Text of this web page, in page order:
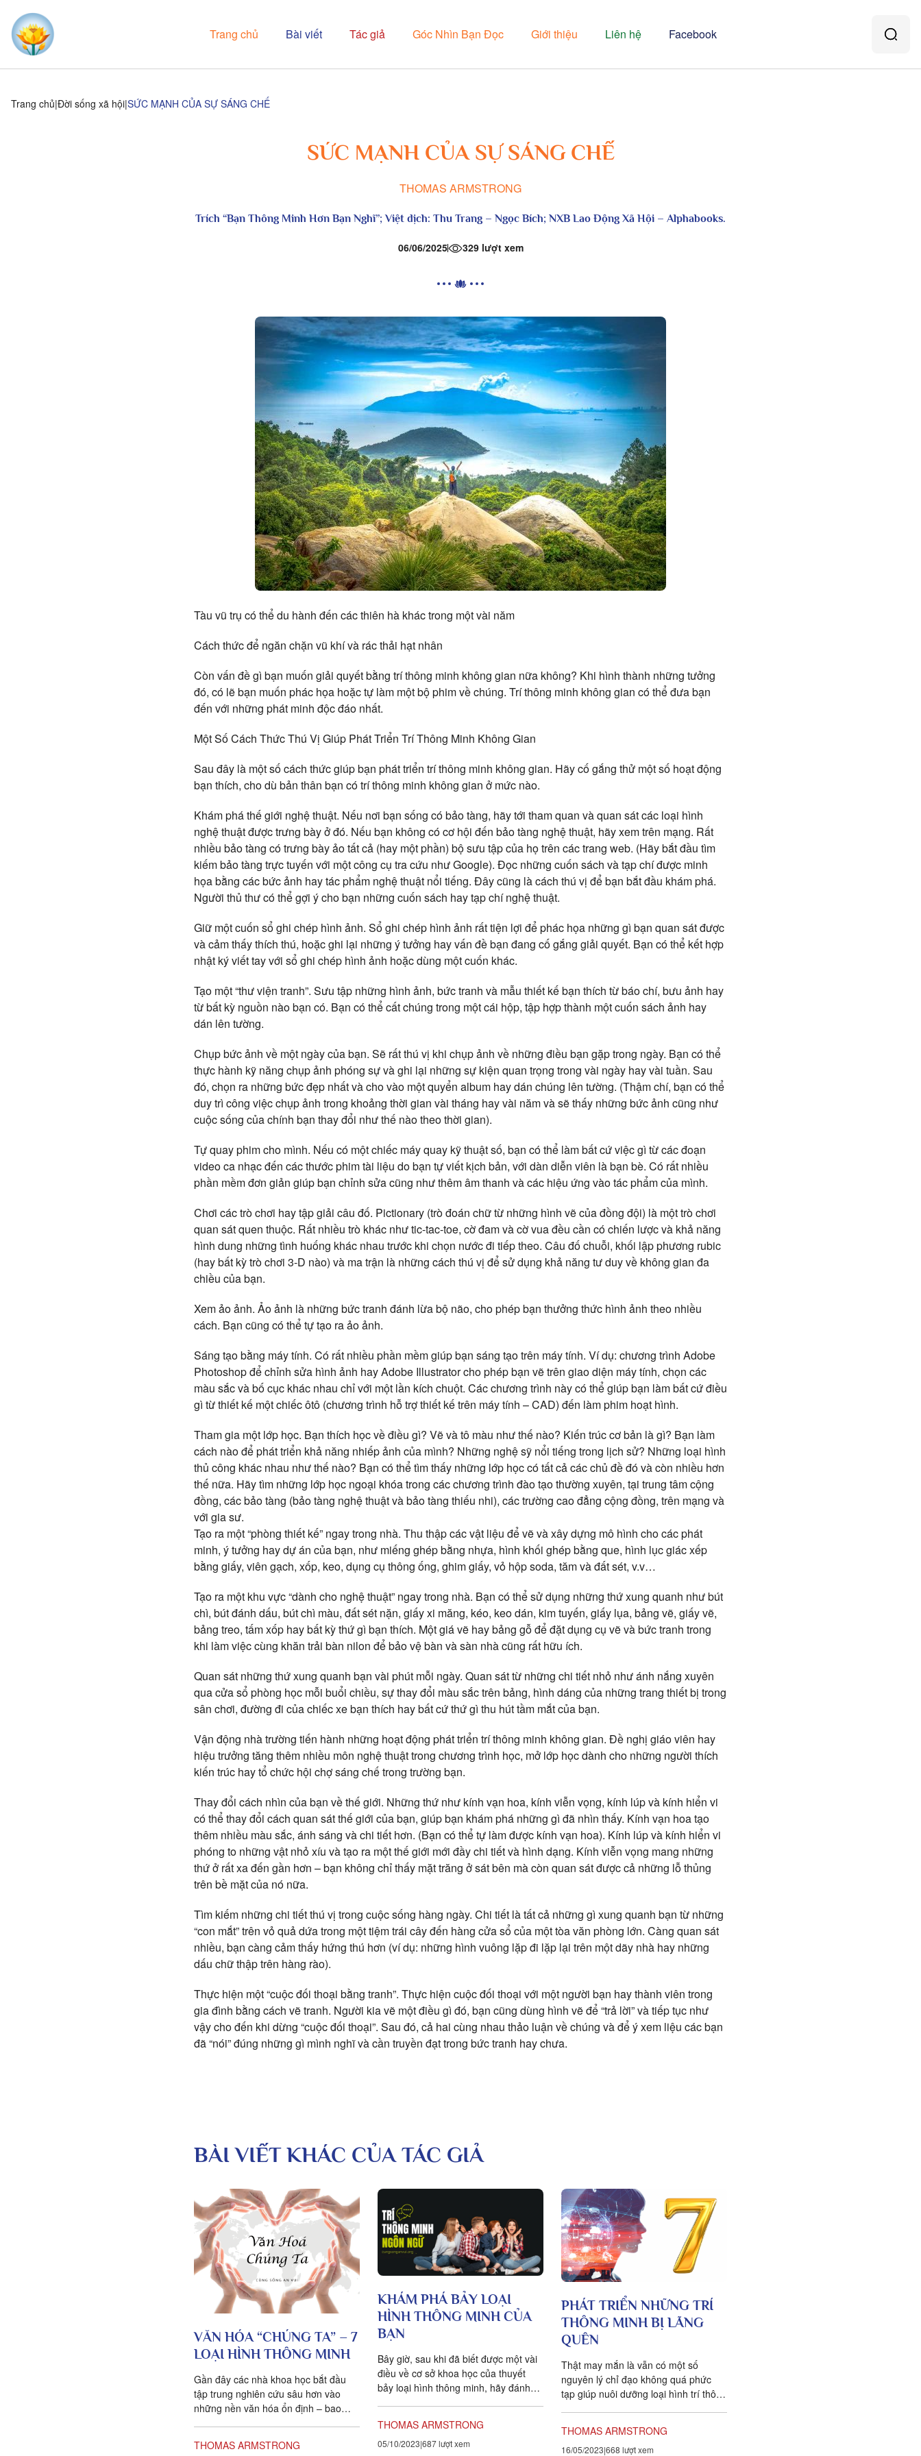
Trang chủ Bài viết Tác giả Góc Nhìn Bạn Đọc Giới thiệu Liên hệ Facebook
Trang chủ Đời sống xã hội SỨC MẠNH CỦA SỰ SÁNG CHẾ
SỨC MẠNH CỦA SỰ SÁNG CHẾ
THOMAS ARMSTRONG
Trích “Bạn Thông Minh Hơn Bạn Nghĩ”; Việt dịch: Thu Trang – Ngọc Bích; NXB Lao Động Xã Hội – Alphabooks.
06/06/2025 329 lượt xem
Tàu vũ trụ có thể du hành đến các thiên hà khác trong một vài năm
Cách thức để ngăn chặn vũ khí và rác thải hạt nhân
Còn vấn đề gì bạn muốn giải quyết bằng trí thông minh không gian nữa không? Khi hình thành những tưởng
đó, có lẽ bạn muốn phác họa hoặc tự làm một bộ phim về chúng. Trí thông minh không gian có thể đưa bạn
đến với những phát minh độc đáo nhất.
Một Số Cách Thức Thú Vị Giúp Phát Triển Trí Thông Minh Không Gian
Sau đây là một số cách thức giúp bạn phát triển trí thông minh không gian. Hãy cố gắng thử một số hoạt động
bạn thích, cho dù bản thân bạn có trí thông minh không gian ở mức nào.
Khám phá thế giới nghệ thuật. Nếu nơi bạn sống có bảo tàng, hãy tới tham quan và quan sát các loại hình
nghệ thuật được trưng bày ở đó. Nếu bạn không có cơ hội đến bảo tàng nghệ thuật, hãy xem trên mạng. Rất
nhiều bảo tàng có trưng bày ảo tất cả (hay một phần) bộ sưu tập của họ trên các trang web. (Hãy bắt đầu tìm
kiếm bảo tàng trực tuyến với một công cụ tra cứu như Google). Đọc những cuốn sách và tạp chí được minh
họa bằng các bức ảnh hay tác phẩm nghệ thuật nổi tiếng. Đây cũng là cách thú vị để bạn bắt đầu khám phá.
Người thủ thư có thể gợi ý cho bạn những cuốn sách hay tạp chí nghệ thuật.
Giữ một cuốn sổ ghi chép hình ảnh. Sổ ghi chép hình ảnh rất tiện lợi để phác họa những gì bạn quan sát được
và cảm thấy thích thú, hoặc ghi lại những ý tưởng hay vấn đề bạn đang cố gắng giải quyết. Bạn có thể kết hợp
nhật ký viết tay với sổ ghi chép hình ảnh hoặc dùng một cuốn khác.
Tạo một “thư viện tranh”. Sưu tập những hình ảnh, bức tranh và mẫu thiết kế bạn thích từ báo chí, bưu ảnh hay
từ bất kỳ nguồn nào bạn có. Bạn có thể cất chúng trong một cái hộp, tập hợp thành một cuốn sách ảnh hay
dán lên tường.
Chụp bức ảnh về một ngày của bạn. Sẽ rất thú vị khi chụp ảnh về những điều bạn gặp trong ngày. Bạn có thể
thực hành kỹ năng chụp ảnh phóng sự và ghi lại những sự kiện quan trọng trong vài ngày hay vài tuần. Sau
đó, chọn ra những bức đẹp nhất và cho vào một quyển album hay dán chúng lên tường. (Thậm chí, bạn có thể
duy trì công việc chụp ảnh trong khoảng thời gian vài tháng hay vài năm và sẽ thấy những bức ảnh cũng như
cuộc sống của chính bạn thay đổi như thế nào theo thời gian).
Tự quay phim cho mình. Nếu có một chiếc máy quay kỹ thuật số, bạn có thể làm bất cứ việc gì từ các đoạn
video ca nhạc đến các thước phim tài liệu do bạn tự viết kịch bản, với dàn diễn viên là bạn bè. Có rất nhiều
phần mềm đơn giản giúp bạn chỉnh sửa cũng như thêm âm thanh và các hiệu ứng vào tác phẩm của mình.
Chơi các trò chơi hay tập giải câu đố. Pictionary (trò đoán chữ từ những hình vẽ của đồng đội) là một trò chơi
quan sát quen thuộc. Rất nhiều trò khác như tic-tac-toe, cờ đam và cờ vua đều cần có chiến lược và khả năng
hình dung những tình huống khác nhau trước khi chọn nước đi tiếp theo. Câu đố chuỗi, khối lập phương rubic
(hay bất kỳ trò chơi 3-D nào) và ma trận là những cách thú vị để sử dụng khả năng tư duy về không gian đa
chiều của bạn.
Xem ảo ảnh. Ảo ảnh là những bức tranh đánh lừa bộ não, cho phép bạn thưởng thức hình ảnh theo nhiều
cách. Bạn cũng có thể tự tạo ra ảo ảnh.
Sáng tạo bằng máy tính. Có rất nhiều phần mềm giúp bạn sáng tạo trên máy tính. Ví dụ: chương trình Adobe
Photoshop để chỉnh sửa hình ảnh hay Adobe Illustrator cho phép bạn vẽ trên giao diện máy tính, chọn các
màu sắc và bố cục khác nhau chỉ với một lần kích chuột. Các chương trình này có thể giúp bạn làm bất cứ điều
gì từ thiết kế một chiếc ôtô (chương trình hỗ trợ thiết kế trên máy tính – CAD) đến làm phim hoạt hình.
Tham gia một lớp học. Bạn thích học về điều gì? Vẽ và tô màu như thế nào? Kiến trúc cơ bản là gì? Bạn làm
cách nào để phát triển khả năng nhiếp ảnh của mình? Những nghệ sỹ nổi tiếng trong lịch sử? Những loại hình
thủ công khác nhau như thế nào? Bạn có thể tìm thấy những lớp học có tất cả các chủ đề đó và còn nhiều hơn
thế nữa. Hãy tìm những lớp học ngoại khóa trong các chương trình đào tạo thường xuyên, tại trung tâm cộng
đồng, các bảo tàng (bảo tàng nghệ thuật và bảo tàng thiếu nhi), các trường cao đẳng cộng đồng, trên mạng và
với gia sư.
Tạo ra một “phòng thiết kế” ngay trong nhà. Thu thập các vật liệu để vẽ và xây dựng mô hình cho các phát
minh, ý tưởng hay dự án của bạn, như miếng ghép bằng nhựa, hình khối ghép bằng que, hình lục giác xếp
bằng giấy, viên gạch, xốp, keo, dụng cụ thông ống, ghim giấy, vỏ hộp soda, tăm và đất sét, v.v…
Tạo ra một khu vực “dành cho nghệ thuật” ngay trong nhà. Bạn có thể sử dụng những thứ xung quanh như bút
chì, bút đánh dấu, bút chì màu, đất sét nặn, giấy xi măng, kéo, keo dán, kim tuyến, giấy lụa, bảng vẽ, giấy vẽ,
bảng treo, tấm xốp hay bất kỳ thứ gì bạn thích. Một giá vẽ hay bảng gỗ để đặt dụng cụ vẽ và bức tranh trong
khi làm việc cùng khăn trải bàn nilon để bảo vệ bàn và sàn nhà cũng rất hữu ích.
Quan sát những thứ xung quanh bạn vài phút mỗi ngày. Quan sát từ những chi tiết nhỏ như ánh nắng xuyên
qua cửa sổ phòng học mỗi buổi chiều, sự thay đổi màu sắc trên bảng, hình dáng của những trang thiết bị trong
sân chơi, đường đi của chiếc xe bạn thích hay bất cứ thứ gì thu hút tầm mắt của bạn.
Vận động nhà trường tiến hành những hoạt động phát triển trí thông minh không gian. Đề nghị giáo viên hay
hiệu trưởng tăng thêm nhiều môn nghệ thuật trong chương trình học, mở lớp học dành cho những người thích
kiến trúc hay tổ chức hội chợ sáng chế trong trường bạn.
Thay đổi cách nhìn của bạn về thế giới. Những thứ như kính vạn hoa, kính viễn vọng, kính lúp và kính hiển vi
có thể thay đổi cách quan sát thế giới của bạn, giúp bạn khám phá những gì đã nhìn thấy. Kính vạn hoa tạo
thêm nhiều màu sắc, ánh sáng và chi tiết hơn. (Bạn có thể tự làm được kính vạn hoa). Kính lúp và kính hiển vi
phóng to những vật nhỏ xíu và tạo ra một thế giới mới đầy chi tiết và hình dạng. Kính viễn vọng mang những
thứ ở rất xa đến gần hơn – bạn không chỉ thấy mặt trăng ở sát bên mà còn quan sát được cả những lỗ thủng
trên bề mặt của nó nữa.
Tìm kiếm những chi tiết thú vị trong cuộc sống hàng ngày. Chi tiết là tất cả những gì xung quanh bạn từ những
“con mắt” trên vỏ quả dứa trong một tiệm trái cây đến hàng cửa sổ của một tòa văn phòng lớn. Càng quan sát
nhiều, bạn càng cảm thấy hứng thú hơn (ví dụ: những hình vuông lặp đi lặp lại trên một dãy nhà hay những
dấu chữ thập trên hàng rào).
Thực hiện một “cuộc đối thoại bằng tranh”. Thực hiện cuộc đối thoại với một người bạn hay thành viên trong
gia đình bằng cách vẽ tranh. Người kia vẽ một điều gì đó, bạn cũng dùng hình vẽ để “trả lời” và tiếp tục như
vậy cho đến khi dừng “cuộc đối thoại”. Sau đó, cả hai cùng nhau thảo luận về chúng và để ý xem liệu các bạn
đã “nói” đúng những gì mình nghĩ và cần truyền đạt trong bức tranh hay chưa.
BÀI VIẾT KHÁC CỦA TÁC GIẢ
VĂN HÓA “CHÚNG TA” – 7
LOẠI HÌNH THÔNG MINH
Gần đây các nhà khoa học bắt đầu
tập trung nghiên cứu sâu hơn vào
những nền văn hóa ổn định – bao
THOMAS ARMSTRONG
KHÁM PHÁ BẢY LOẠI
HÌNH THÔNG MINH CỦA
BẠN
Bây giờ, sau khi đã biết được một vài
điều về cơ sở khoa học của thuyết
bảy loại hình thông minh, hãy đánh
THOMAS ARMSTRONG
05/10/2023 687 lượt xem
PHÁT TRIỂN NHỮNG TRÍ
THÔNG MINH BỊ LÃNG
QUÊN
Thật may mắn là vẫn có một số
nguyên lý chỉ đạo không quá phức
tạp giúp nuôi dưỡng loại hình trí thông
THOMAS ARMSTRONG
16/05/2023 668 lượt xem